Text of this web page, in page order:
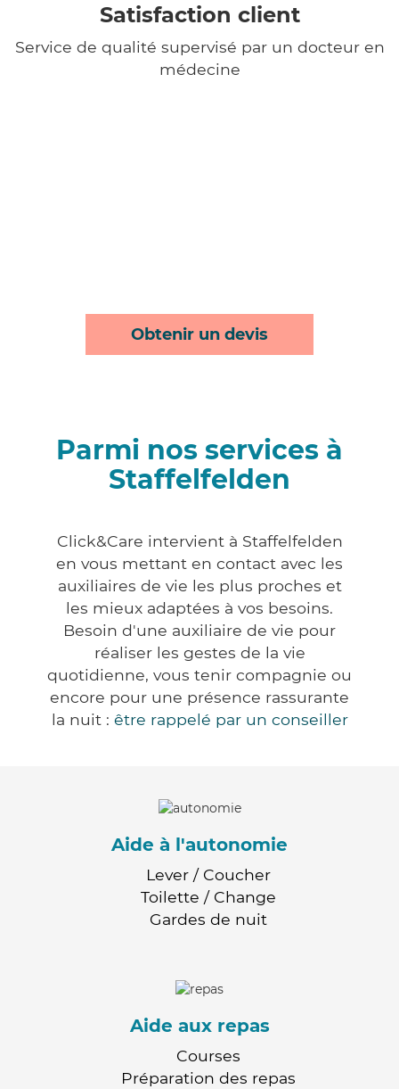
Satisfaction client
Service de qualité supervisé par un docteur en
médecine
Obtenir un devis
Parmi nos services à
Staffelfelden
Click&Care intervient à Staffelfelden
en vous mettant en contact avec les
auxiliaires de vie les plus proches et
les mieux adaptées à vos besoins.
Besoin d'une auxiliaire de vie pour
réaliser les gestes de la vie
quotidienne, vous tenir compagnie ou
encore pour une présence rassurante
la nuit : être rappelé par un conseiller
Aide à l'autonomie
Lever / Coucher
Toilette / Change
Gardes de nuit
Aide aux repas
Courses
Préparation des repas